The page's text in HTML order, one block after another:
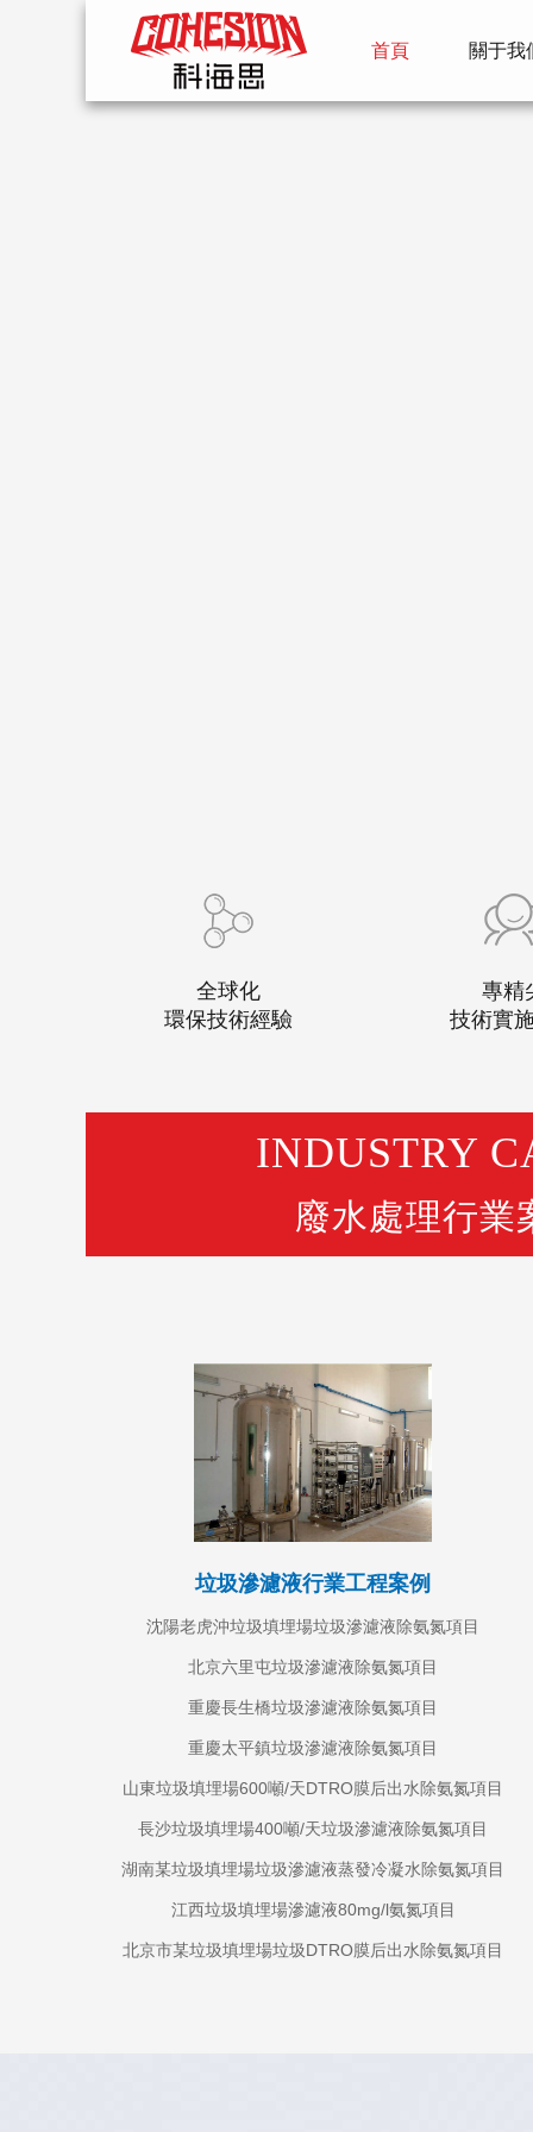
首頁 關于我
全球化
環保技術經驗
專精
技術實
INDUSTRY
廢水處理行業
垃圾滲濾液行業工程案例
沈陽老虎沖垃圾填埋場垃圾滲濾液除氨氮項目
北京六里屯垃圾滲濾液除氨氮項目
重慶長生橋垃圾滲濾液除氨氮項目
重慶太平鎮垃圾滲濾液除氨氮項目
山東垃圾填埋場600噸/天DTRO膜后出水除氨氮項目
長沙垃圾填埋場400噸/天垃圾滲濾液除氨氮項目
湖南某垃圾填埋場垃圾滲濾液蒸發冷凝水除氨氮項目
江西垃圾填埋場滲濾液80mg/l氨氮項目
北京市某垃圾填埋場垃圾DTRO膜后出水除氨氮項目